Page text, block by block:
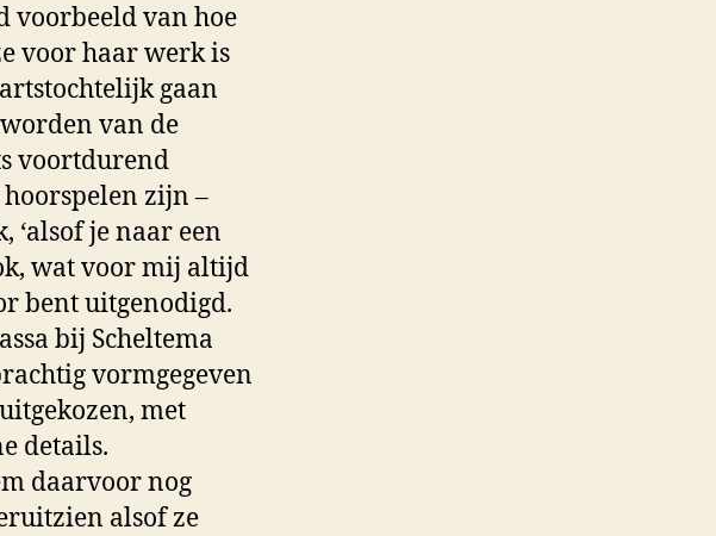
voorbeeld van hoe
voor haar werk is
gaan
van de
voortdurend
zijn –
‘alsof je naar een
wat voor mij altijd
bent uitgenodigd.
bij Scheltema
vormgegeven
met
details.
daarvoor nog
alsof ze